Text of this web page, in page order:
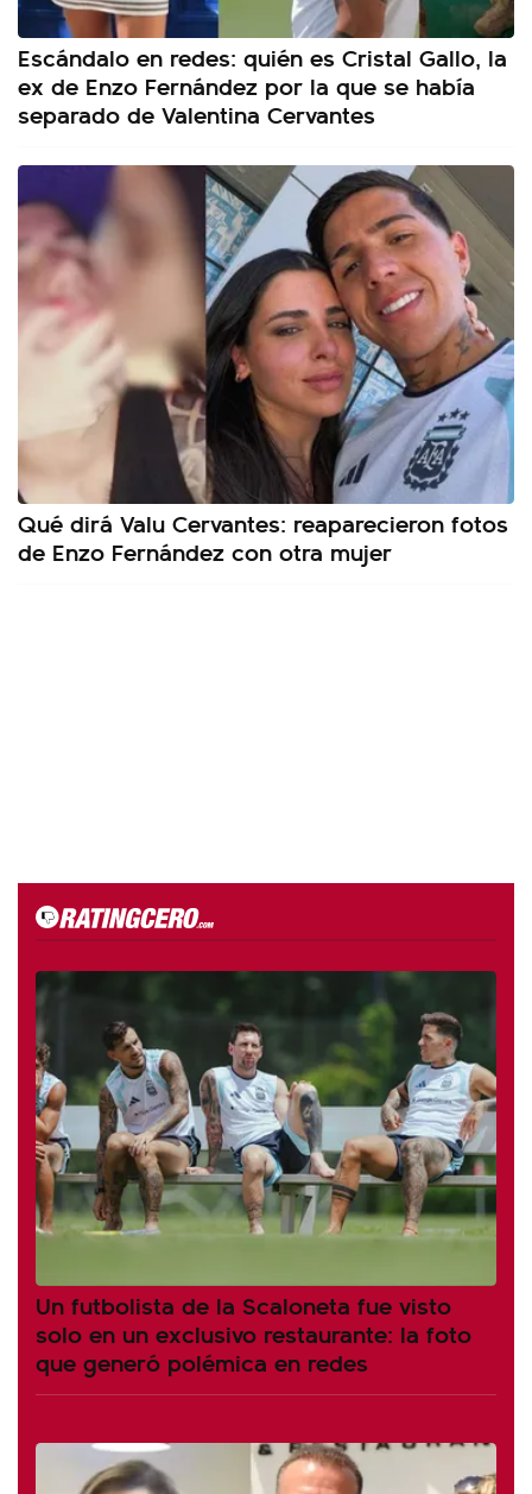
Escándalo en redes: quién es Cristal Gallo, la
ex de Enzo Fernández por la que se había
separado de Valentina Cervantes
Qué dirá Valu Cervantes: reaparecieron fotos
de Enzo Fernández con otra mujer
Un futbolista de la Scaloneta fue visto
solo en un exclusivo restaurante: la foto
que generó polémica en redes